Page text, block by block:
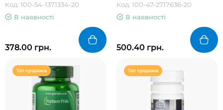
Код: 100-54-1371334-20
В наявності
378.00 грн.
Код: 100-47-2717636-20
В наявності
500.40 грн.
Топ продажів Топ продажів